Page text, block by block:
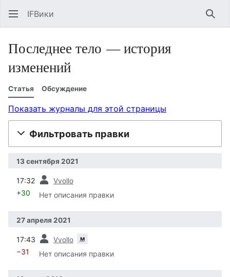
IFВики
Последнее тело — история
изменений
Статья Обсуждение
Показать журналы для этой страницы
Фильтровать правки
13 сентября 2021
17:32 Vvollo
+30 Нет описания правки
27 апреля 2021
17:43 Vvollo м
−31 Нет описания правки